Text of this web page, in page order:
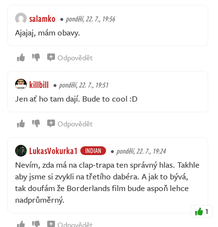
salamko pondělí, 22. 7., 19:56
Ajajaj, mám obavy.
Odpovědět
killbill pondělí, 22. 7., 19:51
Jen ať ho tam dají. Bude to cool :D
Odpovědět
LukasVokurka1 INDIAN pondělí, 22. 7., 19:24
Nevím, zda má na clap-trapa ten správný hlas. Takhle
aby jsme si zvykli na třetího dabéra. A jak to bývá,
tak doufám že Borderlands film bude aspoň lehce
nadprůměrný.
1
Odpovědět